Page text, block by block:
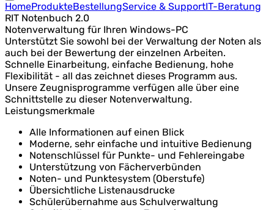
HomeProdukteBestellungService & SupportIT-Beratung
RIT Notenbuch 2.0
Notenverwaltung für Ihren Windows-PC
Unterstützt Sie sowohl bei der Verwaltung der Noten als
auch bei der Bewertung der einzelnen Arbeiten.
Schnelle Einarbeitung, einfache Bedienung, hohe
Flexibilität - all das zeichnet dieses Programm aus.
Unsere Zeugnisprogramme verfügen alle über eine
Schnittstelle zu dieser Notenverwaltung.
Leistungsmerkmale
Alle Informationen auf einen Blick
Moderne, sehr einfache und intuitive Bedienung
Notenschlüssel für Punkte- und Fehlereingabe
Unterstützung von Fächerverbünden
Noten- und Punktesystem (Oberstufe)
Übersichtliche Listenausdrucke
Schülerübernahme aus Schulverwaltung